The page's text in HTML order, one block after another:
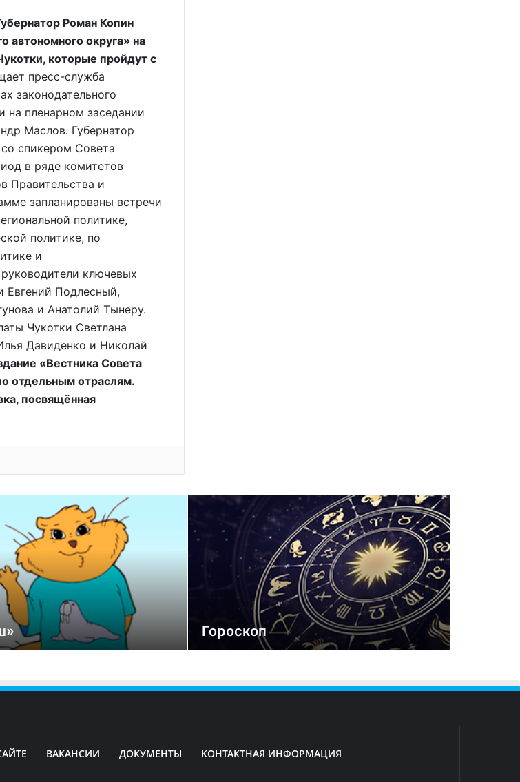
Роман Копин
автономного округа» на
которые пройдут с
пресс-служба
законодательного
на пленарном заседании
Маслов. Губернатор
спикером Совета
в ряде комитетов
Правительства и
запланированы встречи
политике,
политике, по
и
ключевых
Евгений Подлесный,
и Анатолий Тынеру.
Чукотки Светлана
Давиденко и Николай
«Вестника Совета
отдельным отраслям.
посвящённая
Гороскоп
ВАКАНСИИ ДОКУМЕНТЫ КОНТАКТНАЯ ИНФОРМАЦИЯ